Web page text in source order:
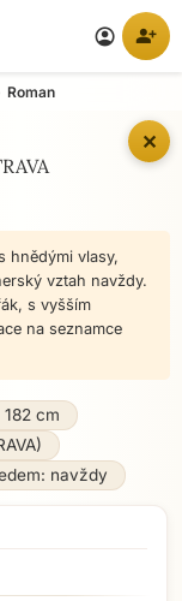
account_circle person_add
✕
Roman
hnědými vlasy,
vztah navždy.
s vyšším
na seznamce
182 cm
navždy